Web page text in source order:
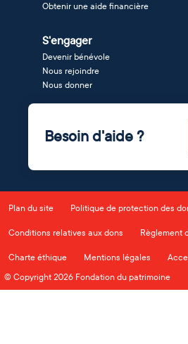
Obtenir une aide financière
S'engager
Devenir bénévole
Nous rejoindre
Nous donner
Besoin d'aide ?
Plan du site Politique de protection des
Conditions relatives aux dons Règlement
Charte éthique Mentions légales
© Copyright 2026 Fondation du patrimoine